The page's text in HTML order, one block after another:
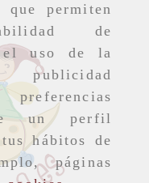
permiten
de
el uso de la
un perfil
hábitos de
páginas